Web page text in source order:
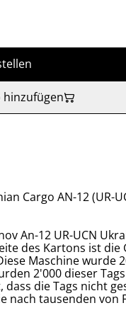
Cargo AN-12 (UR-
An-12 UR-UCN
des Kartons ist die
Maschine wurde
2'000 dieser
dass die Tags nicht
nach tausenden von